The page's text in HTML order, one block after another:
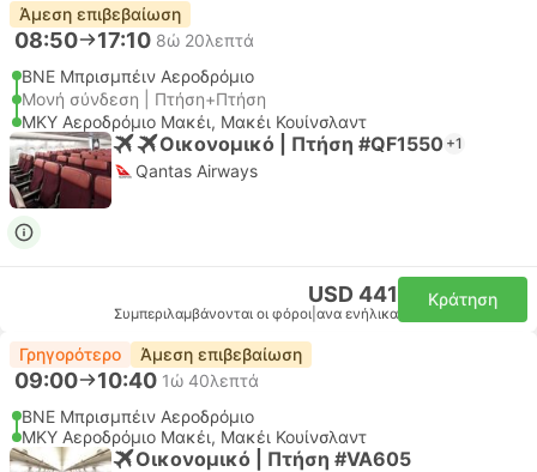
Άμεση επιβεβαίωση
08:50 17:10 8ώ 20λεπτά
BNE Μπρισμπέιν Αεροδρόμιο
Μονή σύνδεση | Πτήση+Πτήση
MKY Αεροδρόμιο Μακέι, Μακέι Κουίνσλαντ
Οικονομικό | Πτήση #QF1550 +1
Qantas Airways
USD 441
Συμπεριλαμβάνονται οι φόροι ανα ενήλικα
Κράτηση
Γρηγορότερο Άμεση επιβεβαίωση
09:00 10:40 1ώ 40λεπτά
BNE Μπρισμπέιν Αεροδρόμιο
MKY Αεροδρόμιο Μακέι, Μακέι Κουίνσλαντ
Οικονομικό | Πτήση #VA605